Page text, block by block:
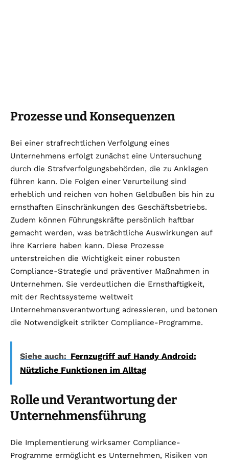
Prozesse und Konsequenzen
Bei einer strafrechtlichen Verfolgung eines
Unternehmens erfolgt zunächst eine Untersuchung
durch die Strafverfolgungsbehörden, die zu Anklagen
führen kann. Die Folgen einer Verurteilung sind
erheblich und reichen von hohen Geldbußen bis hin zu
ernsthaften Einschränkungen des Geschäftsbetriebs.
Zudem können Führungskräfte persönlich haftbar
gemacht werden, was beträchtliche Auswirkungen auf
ihre Karriere haben kann. Diese Prozesse
unterstreichen die Wichtigkeit einer robusten
Compliance-Strategie und präventiver Maßnahmen in
Unternehmen. Sie verdeutlichen die Ernsthaftigkeit,
mit der Rechtssysteme weltweit
Unternehmensverantwortung adressieren, und betonen
die Notwendigkeit strikter Compliance-Programme.
Siehe auch: Fernzugriff auf Handy Android:
Nützliche Funktionen im Alltag
Rolle und Verantwortung der
Unternehmensführung
Die Implementierung wirksamer Compliance-
Programme ermöglicht es Unternehmen, Risiken von